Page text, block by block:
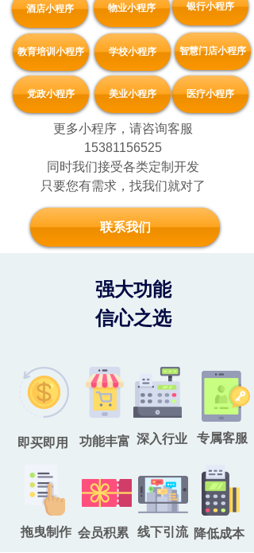
医疗小程序
酒店小程序 银行小程序
教育培训小程序
更多小程序，请咨询客服
15381156525
同时我们接受各类定制开发
只要您有需求，找我们就对了
智慧门店小程序
党政小程序 美业小程序
学校小程序
物业小程序
联系我们
功能丰富
降低成本
即买即用
会员积累
拖曳制作 线下引流
深入行业 专属客服
强大功能
信心之选